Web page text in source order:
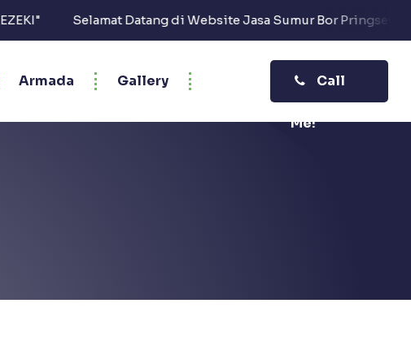
Selamat Datang di Website Jasa Sumur Bor Pringsewu "CV.
Armada
Gallery
Call
Me!